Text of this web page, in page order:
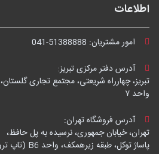
اطلاعات
امور مشتریان: 041-51388888
آدرس دفتر مرکزی تبریز:
تبریز، چهارراه شریعتی، مجتمع تجاری گلستان،
واحد ۷
آدرس فروشگاه تهران:
تهران، خیابان جمهوری، نرسیده به پل حافظ،
پاساژ توکل، طبقه زیرهمکف، واحد B6 (تاپ ترونیک)